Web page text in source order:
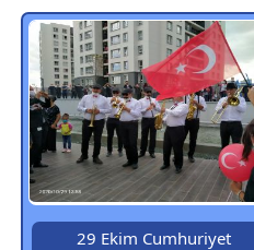
29 Ekim Cumhuriyet